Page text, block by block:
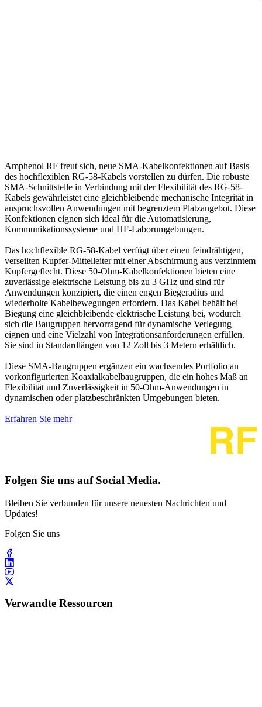
Amphenol RF freut sich, neue SMA-Kabelkonfektionen auf Basis
des hochflexiblen RG-58-Kabels vorstellen zu dürfen. Die robuste
SMA-Schnittstelle in Verbindung mit der Flexibilität des RG-58-
Kabels gewährleistet eine gleichbleibende mechanische Integrität in
anspruchsvollen Anwendungen mit begrenztem Platzangebot. Diese
Konfektionen eignen sich ideal für die Automatisierung,
Kommunikationssysteme und HF-Laborumgebungen.
Das hochflexible RG-58-Kabel verfügt über einen feindrähtigen,
verseilten Kupfer-Mittelleiter mit einer Abschirmung aus verzinntem
Kupfergeflecht. Diese 50-Ohm-Kabelkonfektionen bieten eine
zuverlässige elektrische Leistung bis zu 3 GHz und sind für
Anwendungen konzipiert, die einen engen Biegeradius und
wiederholte Kabelbewegungen erfordern. Das Kabel behält bei
Biegung eine gleichbleibende elektrische Leistung bei, wodurch
sich die Baugruppen hervorragend für dynamische Verlegung
eignen und eine Vielzahl von Integrationsanforderungen erfüllen.
Sie sind in Standardlängen von 12 Zoll bis 3 Metern erhältlich.
Diese SMA-Baugruppen ergänzen ein wachsendes Portfolio an
vorkonfigurierten Koaxialkabelbaugruppen, die ein hohes Maß an
Flexibilität und Zuverlässigkeit in 50-Ohm-Anwendungen in
dynamischen oder platzbeschränkten Umgebungen bieten.
Erfahren Sie mehr
Folgen Sie uns auf Social Media.
Bleiben Sie verbunden für unsere neuesten Nachrichten und
Updates!
Folgen Sie uns
Verwandte Ressourcen